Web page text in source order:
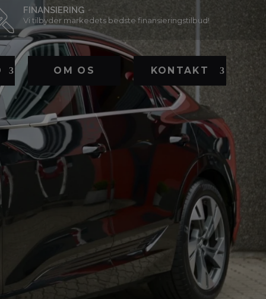
FINANSIERING
Vi tilbyder markedets bedste finansieringstilbud!
OM OS KONTAKT